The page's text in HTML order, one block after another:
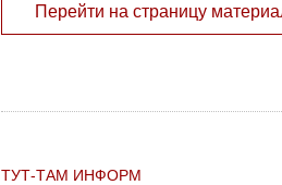
Перейти на страницу
ТУТ-ТАМ ИНФОРМ